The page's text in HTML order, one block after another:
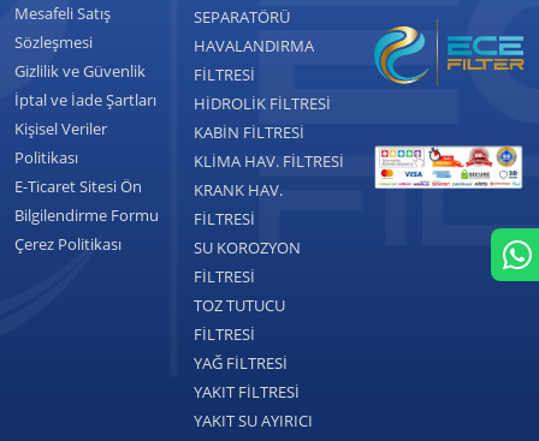
Mesafeli Satış
Sözleşmesi
Gizlilik ve Güvenlik
İptal ve İade Şartları
Kişisel Veriler
Politikası
E-Ticaret Sitesi Ön
Bilgilendirme Formu
Çerez Politikası
SEPARATÖRÜ
HAVALANDIRMA
FİLTRESİ
HİDROLİK FİLTRESİ
KABİN FİLTRESİ
KLİMA HAV. FİLTRESİ
KRANK HAV.
FİLTRESİ
SU KOROZYON
FİLTRESİ
TOZ TUTUCU
FİLTRESİ
YAĞ FİLTRESİ
YAKIT FİLTRESİ
YAKIT SU AYIRICI